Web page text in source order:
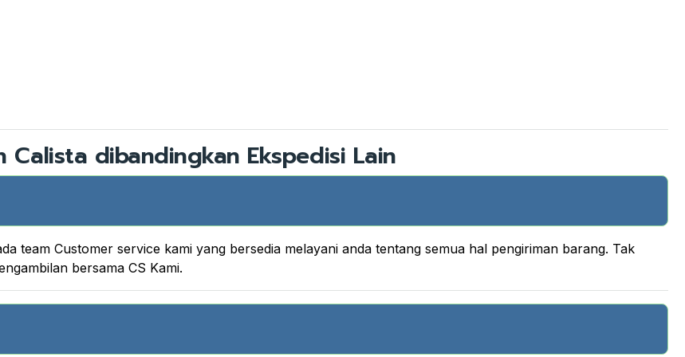
Calista dibandingkan Ekspedisi Lain
team Customer service kami yang bersedia melayani anda tentang semua hal pengiriman barang. Tak
bersama CS Kami.